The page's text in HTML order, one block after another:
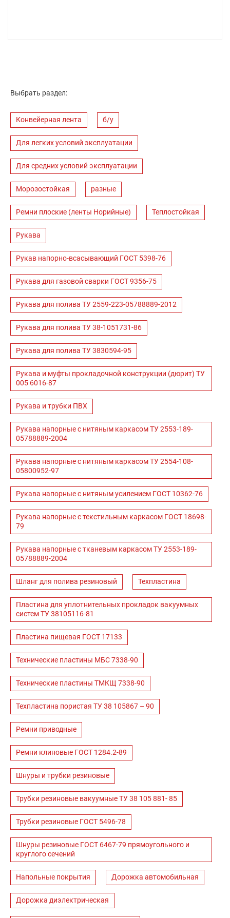
Выбрать раздел:
Конвейерная лента б/у
Для легких условий эксплуатации
Для средних условий эксплуатации
Морозостойкая разные
Ремни плоские (ленты Норийные) Теплостойкая
Рукава
Рукав напорно-всасывающий ГОСТ 5398-76
Рукава для газовой сварки ГОСТ 9356-75
Рукава для полива ТУ 2559-223-05788889-2012
Рукава для полива ТУ 38-1051731-86
Рукава для полива ТУ 3830594-95
Рукава и муфты прокладочной конструкции (дюрит) ТУ
005 6016-87
Рукава и трубки ПВХ
Рукава напорные с нитяным каркасом ТУ 2553-189-
05788889-2004
Рукава напорные с нитяным каркасом ТУ 2554-108-
05800952-97
Рукава напорные с нитяным усилением ГОСТ 10362-76
Рукава напорные с текстильным каркасом ГОСТ 18698-
79
Рукава напорные с тканевым каркасом ТУ 2553-189-
05788889-2004
Шланг для полива резиновый Техпластина
Пластина для уплотнительных прокладок вакуумных
систем ТУ 38105116-81
Пластина пищевая ГОСТ 17133
Технические пластины МБС 7338-90
Технические пластины ТМКЩ 7338-90
Техпластина пористая ТУ 38 105867 – 90
Ремни приводные
Ремни клиновые ГОСТ 1284.2-89
Шнуры и трубки резиновые
Трубки резиновые вакуумные ТУ 38 105 881- 85
Трубки резиновые ГОСТ 5496-78
Шнуры резиновые ГОСТ 6467-79 прямоугольного и
круглого сечений
Напольные покрытия Дорожка автомобильная
Дорожка диэлектрическая